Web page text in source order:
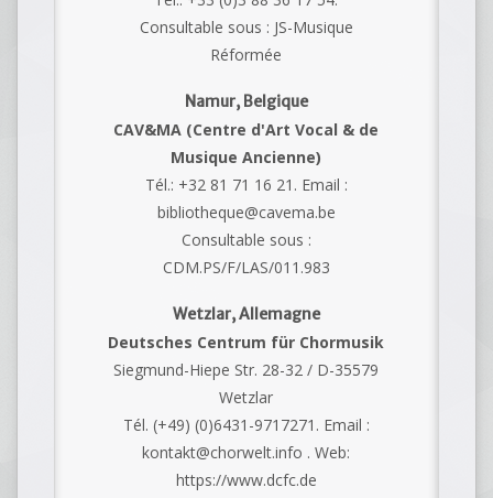
Consultable sous : JS-Musique
Réformée
Namur, Belgique
CAV&MA (Centre d'Art Vocal & de
Musique Ancienne)
Tél.: +32 81 71 16 21. Email :
bibliotheque@cavema.be
Consultable sous :
CDM.PS/F/LAS/011.983
Wetzlar, Allemagne
Deutsches Centrum für Chormusik
Siegmund-Hiepe Str. 28-32 / D-35579
Wetzlar
Tél. (+49) (0)6431-9717271. Email :
kontakt@chorwelt.info . Web:
https://www.dcfc.de